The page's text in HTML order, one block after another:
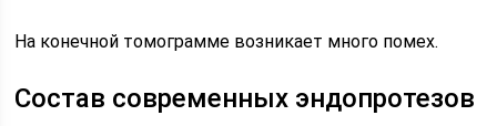
На конечной томограмме возникает много помех.
Состав современных эндопротезов